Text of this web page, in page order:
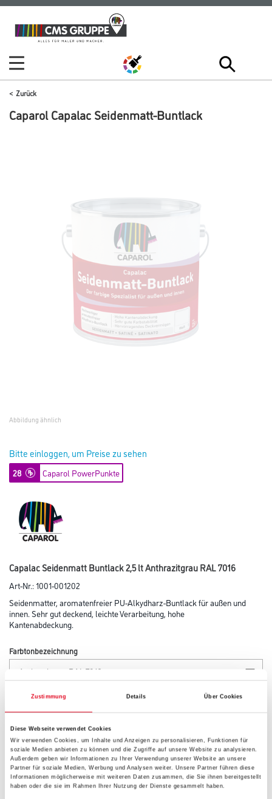
Zustimmung Details Über Cookies
Diese Webseite verwendet Cookies
Wir verwenden Cookies, um Inhalte und Anzeigen zu personalisieren, Funktionen für
soziale Medien anbieten zu können und die Zugriffe auf unsere Website zu analysieren.
Außerdem geben wir Informationen zu Ihrer Verwendung unserer Website an unsere
Partner für soziale Medien, Werbung und Analysen weiter. Unsere Partner führen diese
Informationen möglicherweise mit weiteren Daten zusammen, die Sie ihnen bereitgestellt
haben oder die sie im Rahmen Ihrer Nutzung der Dienste gesammelt haben.
Zum
Inhalt
Zum
Navigationsmenü
Zurück
Caparol Capalac Seidenmatt-Buntlack
Abbildung ähnlich
Bitte einloggen, um Preise zu sehen
28 Caparol PowerPunkte
Capalac Seidenmatt Buntlack 2,5 lt Anthrazitgrau RAL 7016
Art-Nr.:1001-001202
Seidenmatter, aromatenfreier PU-Alkydharz-Buntlack für außen und
innen. Sehr gut deckend, leichte Verarbeitung, hohe
Kantenabdeckung.
Farbtonbezeichnung
Glanzgrad
Gebinde